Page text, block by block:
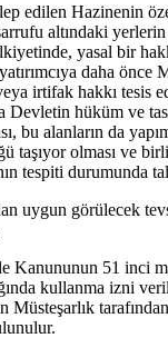
edilen Hazinenin
altındaki yerlerin
yasal bir
daha önce
irtifak hakkı tesis
Devletin hüküm ve
bu alanların da
taşıyor olması ve
tespiti durumunda
uygun görülecek
Kanununun 51 inci
kullanma izni
Müsteşarlık